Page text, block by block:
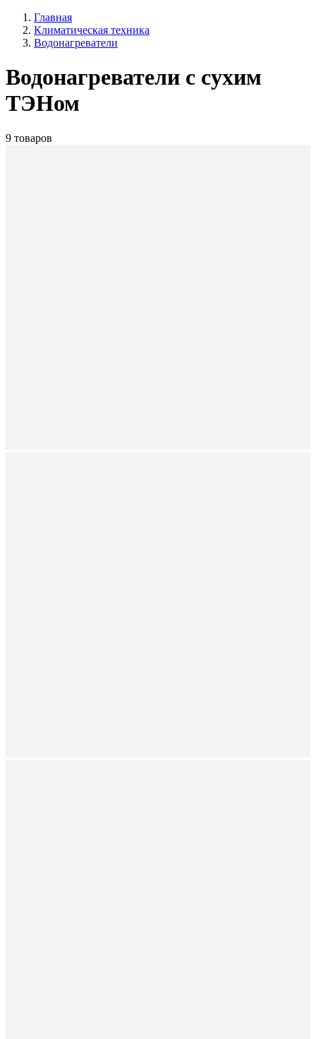
Главная
Климатическая техника
Водонагреватели
Водонагреватели с сухим
ТЭНом
9 товаров